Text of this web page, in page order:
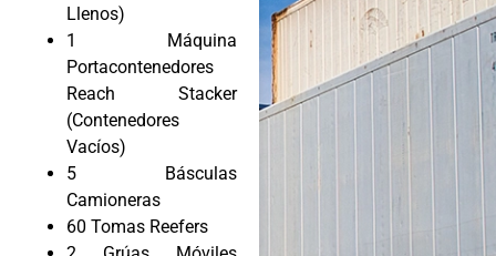
Llenos)
1 Máquina
Portacontenedores
Reach Stacker
(Contenedores
Vacíos)
5 Básculas
Camioneras
60 Tomas Reefers